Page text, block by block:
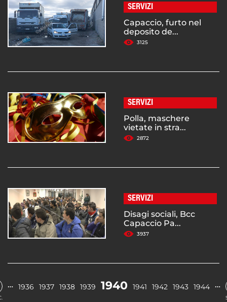
SERVIZI
Capaccio, furto nel
deposito de...
3125
SERVIZI
Polla, maschere
vietate in stra...
2872
SERVIZI
Disagi sociali, Bcc
Capaccio Pa...
3937
… 1936 1937 1938 1939 1940 1941 1942 1943 1944 …